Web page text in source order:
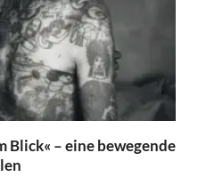
Blick« – eine bewegende